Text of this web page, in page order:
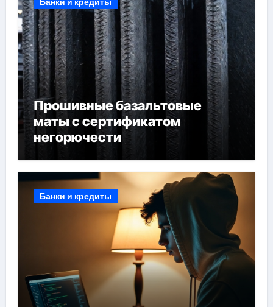
Прошивные базальтовые
маты с сертификатом
негорючести
Банки и кредиты